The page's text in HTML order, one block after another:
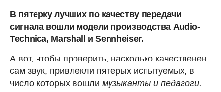
В пятерку лучших по качеству передачи
сигнала вошли модели производства Audio-
Technica, Marshall и Sennheiser.
А вот, чтобы проверить, насколько качественен
сам звук, привлекли пятерых испытуемых, в
число которых вошли музыканты и педагоги.